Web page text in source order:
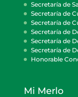
Secretaría de
Secretaría de
Secretaría de
Secretaría de
Secretaría de
Secretaría de
Honorable
Mi Merlo